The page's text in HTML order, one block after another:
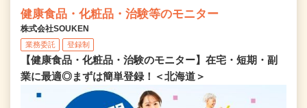
健康食品・化粧品・治験等のモニター
株式会社SOUKEN
業務委託 登録制
【健康食品・化粧品・治験のモニター】在宅・短期・副
業に最適◎まずは簡単登録！＜北海道＞